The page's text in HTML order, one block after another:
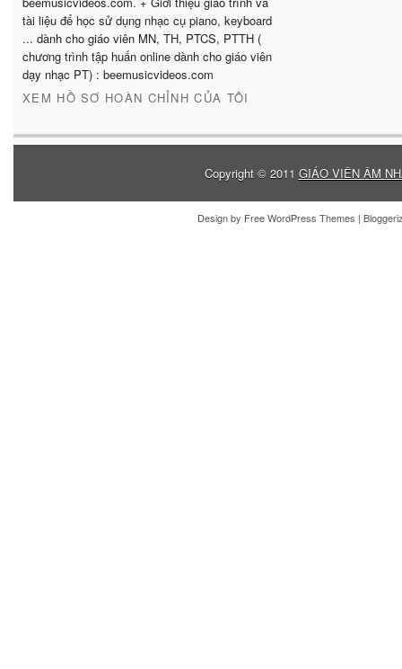
tài liệu để học sử dụng nhạc cụ piano, keyboard
... dành cho giáo viên MN, TH, PTCS, PTTH (
chương trình tập huấn online dành cho giáo viên
dạy nhạc PT) : beemusicvideos.com
XEM HỒ SƠ HOÀN CHỈNH CỦA TÔI
Copyright © 2011 GIÁO VIÊN ÂM
Design by Free WordPress Themes |